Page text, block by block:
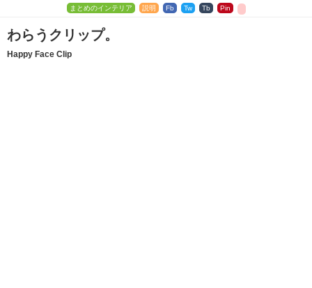
まとめのインテリア 説明 Fb Tw Tb Pin
わらうクリップ。
Happy Face Clip